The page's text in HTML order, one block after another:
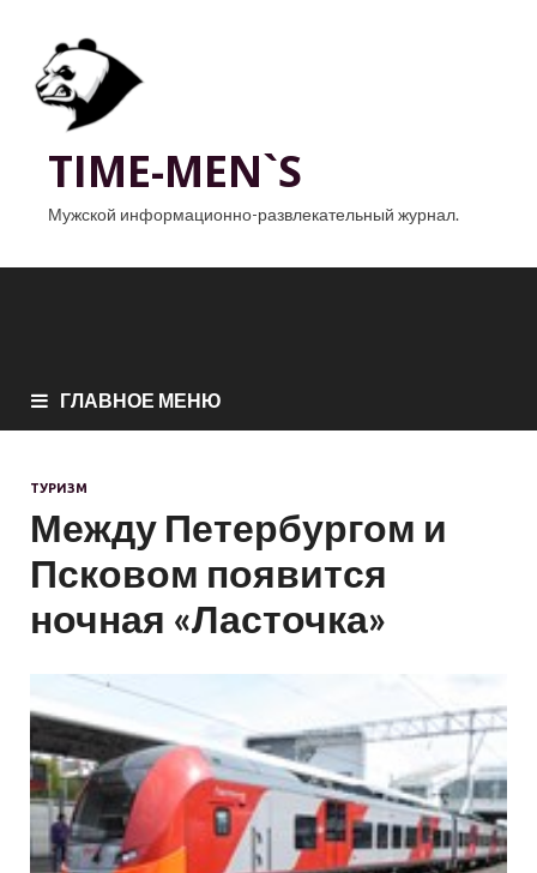
TIME-MEN`S
Мужской информационно-развлекательный журнал.
ГЛАВНОЕ МЕНЮ
ТУРИЗМ
Между Петербургом и
Псковом появится
ночная «Ласточка»